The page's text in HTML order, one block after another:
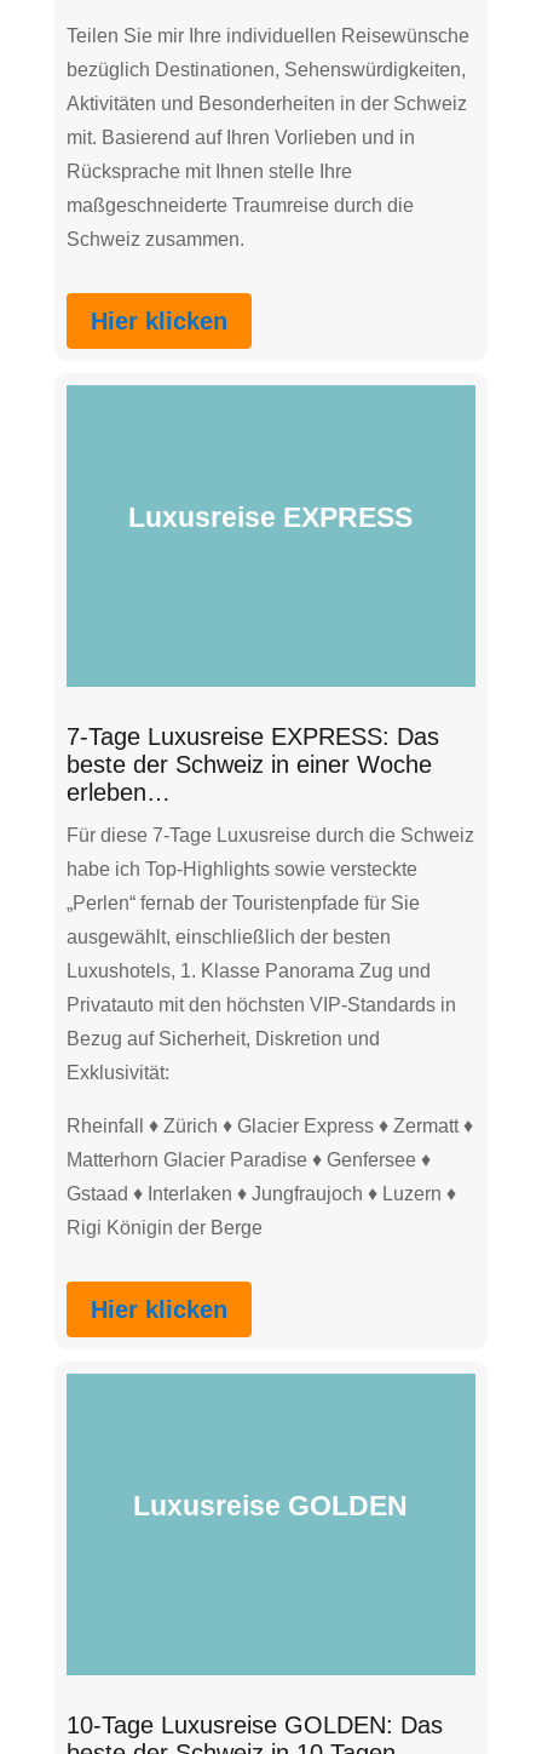
Teilen Sie mir Ihre individuellen Reisewünsche
bezüglich Destinationen, Sehenswürdigkeiten,
Aktivitäten und Besonderheiten in der Schweiz
mit. Basierend auf Ihren Vorlieben und in
Rücksprache mit Ihnen stelle Ihre
maßgeschneiderte Traumreise durch die
Schweiz zusammen.
Hier klicken
Luxusreise EXPRESS
7-Tage Luxusreise EXPRESS: Das
beste der Schweiz in einer Woche
erleben…
Für diese 7-Tage Luxusreise durch die Schweiz
habe ich Top-Highlights sowie versteckte
„Perlen“ fernab der Touristenpfade für Sie
ausgewählt, einschließlich der besten
Luxushotels, 1. Klasse Panorama Zug und
Privatauto mit den höchsten VIP-Standards in
Bezug auf Sicherheit, Diskretion und
Exklusivität:
Rheinfall ♦ Zürich ♦ Glacier Express ♦ Zermatt ♦
Matterhorn Glacier Paradise ♦ Genfersee ♦
Gstaad ♦ Interlaken ♦ Jungfraujoch ♦ Luzern ♦
Rigi Königin der Berge
Hier klicken
Luxusreise GOLDEN
10-Tage Luxusreise GOLDEN: Das